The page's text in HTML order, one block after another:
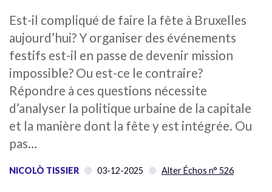
Est-il compliqué de faire la fête à Bruxelles
aujourd’hui? Y organiser des événements
festifs est-il en passe de devenir mission
impossible? Ou est-ce le contraire?
Répondre à ces questions nécessite
d’analyser la politique urbaine de la capitale
et la manière dont la fête y est intégrée. Ou
pas…
NICOLÒ TISSIER 03-12-2025 Alter Échos n° 526